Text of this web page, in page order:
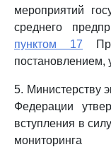
мероприятий
среднего
пунктом 17
постановлением,
5. Министерству
Федерации
вступления в